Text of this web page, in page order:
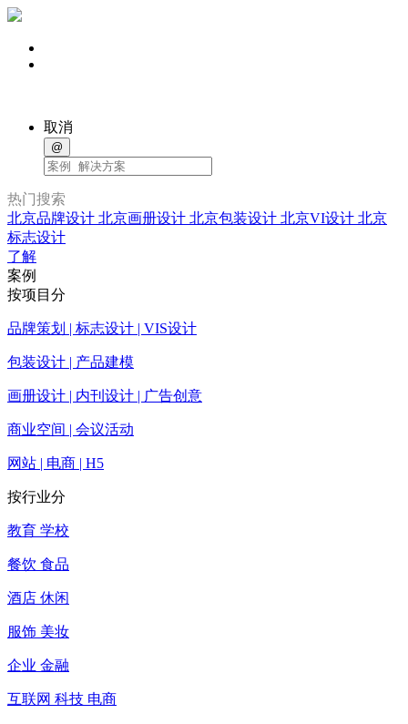
取消
@
热门搜索
北京品牌设计 北京画册设计 北京包装设计 北京VI设计 北京
标志设计
了解
案例
按项目分
品牌策划 | 标志设计 | VIS设计
包装设计 | 产品建模
画册设计 | 内刊设计 | 广告创意
商业空间 | 会议活动
网站 | 电商 | H5
按行业分
教育 学校
餐饮 食品
酒店 休闲
服饰 美妆
企业 金融
互联网 科技 电商